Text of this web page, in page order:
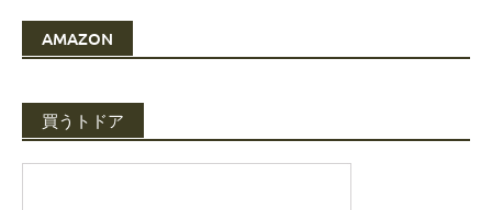
AMAZON
買うトドア